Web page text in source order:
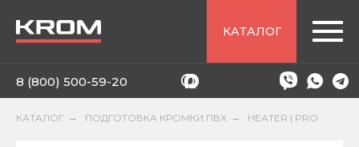
КАТАЛОГ
8 (800) 500-59-20
КАТАЛОГ → ПОДГОТОВКА КРОМКИ ПВХ → HEATER | PRO